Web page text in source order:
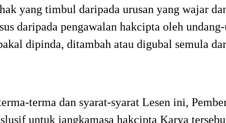
yang timbul daripada urusan yang wajar
daripada pengawalan hakcipta oleh
dipinda, ditambah atau digubal semula
terma dan syarat-syarat Lesen ini,
untuk jangkamasa hakcipta Karya